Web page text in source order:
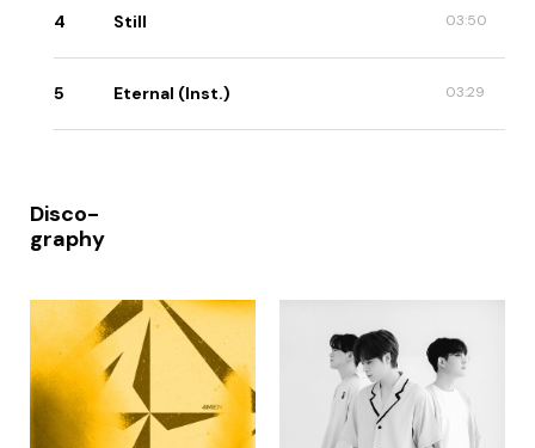
4 Still 03:50
5 Eternal (Inst.) 03:29
Disco-
graphy